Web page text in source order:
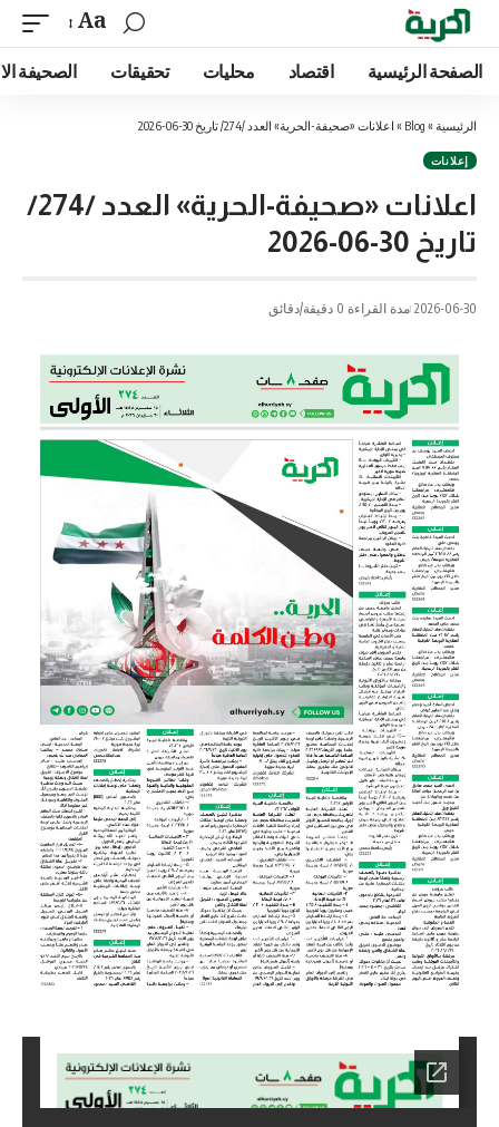
Aa
الصفحة الرئيسية اقتصاد محليات تحقيقات الصحيفة
الرئيسية »
Blog
» اعلانات «صحيفة-الحرية» العدد /274/ تاريخ 30-06-2026
إعلانات
اعلانات «صحيفة-الحرية» العدد /274/
تاريخ 30-06-2026
2026-06-30 مدة القراءة 0 دقيقة/دقائق